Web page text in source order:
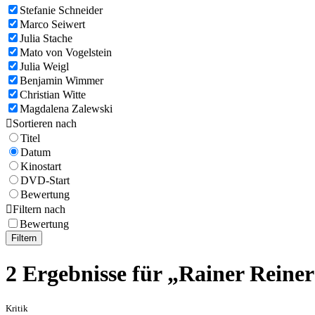
Stefanie Schneider
Marco Seiwert
Julia Stache
Mato von Vogelstein
Julia Weigl
Benjamin Wimmer
Christian Witte
Magdalena Zalewski
Sortieren nach
Titel
Datum
Kinostart
DVD-Start
Bewertung
Filtern nach
Bewertung
Filtern
2 Ergebnisse für „Rainer
Kritik